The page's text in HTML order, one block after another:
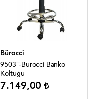
Bürocci
9503T-Bürocci Banko
Koltuğu
7.149,00